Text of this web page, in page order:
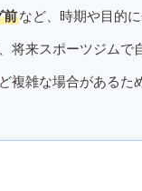
前など、時期や目的
将来スポーツジムで
複雑な場合がある